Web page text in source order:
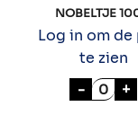
NOBELTJE
Log in om de
te zien
-
+